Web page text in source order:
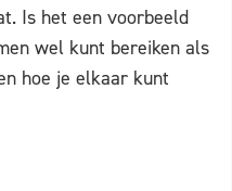
Is het een voorbeeld
wel kunt bereiken als
hoe je elkaar kunt